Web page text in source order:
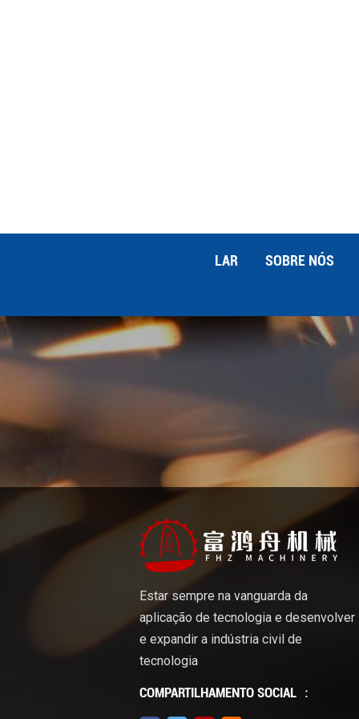
possíveis problemas em caminhos
capacitação da força de trabalho Um
com as mais recentes tecnologias e
plásticas: Treinamento Técnico:
software.Desenvolvimento de
problemas, comunicação e trabalho
geral. Conclusão Aumentando a
abordagem holística que inclui a
avançadas de usinagem CNC, a
fabricação enxuta, a utilização de
trabalho. Ao focar nessas
qualidade e custos reduzidos,
LAR SOBRE NÓS
Estar sempre na vanguarda da
aplicação de tecnologia e desenvolver
e expandir a indústria civil de
tecnologia
COMPARTILHAMENTO SOCIAL ：